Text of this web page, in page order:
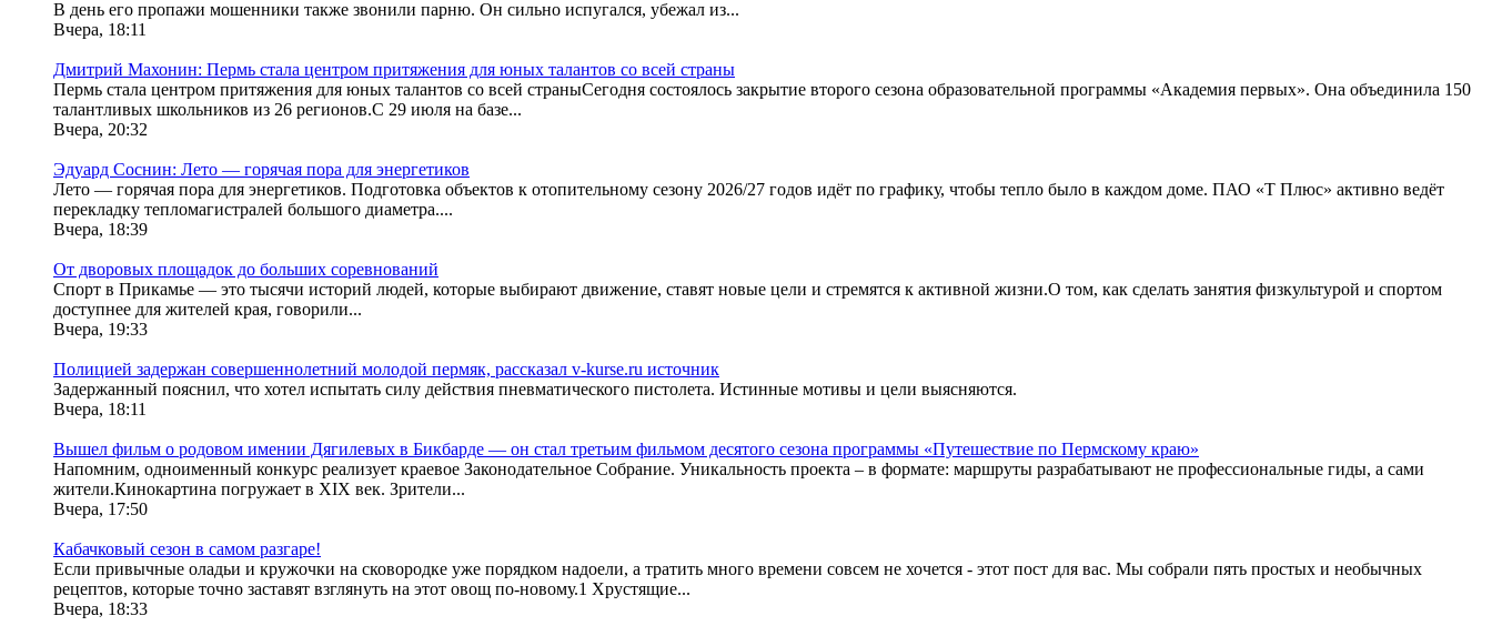
В день его пропажи мошенники также звонили парню. Он сильно испугался, убежал из...
Вчера, 18:11
Дмитрий Махонин: Пермь стала центром притяжения для юных талантов со всей страны
Пермь стала центром притяжения для юных талантов со всей страныСегодня состоялось закрытие второго сезона образовательной программы «Академия первых». Она объединила 150
талантливых школьников из 26 регионов.С 29 июля на базе...
Вчера, 20:32
Эдуард Соснин: Лето — горячая пора для энергетиков
Лето — горячая пора для энергетиков. Подготовка объектов к отопительному сезону 2026/27 годов идёт по графику, чтобы тепло было в каждом доме. ПАО «Т Плюс» активно ведёт
перекладку тепломагистралей большого диаметра....
Вчера, 18:39
От дворовых площадок до больших соревнований
Спорт в Прикамье — это тысячи историй людей, которые выбирают движение, ставят новые цели и стремятся к активной жизни.О том, как сделать занятия физкультурой и спортом
доступнее для жителей края, говорили...
Вчера, 19:33
Полицией задержан совершеннолетний молодой пермяк, рассказал v-kurse.ru источник
Задержанный пояснил, что хотел испытать силу действия пневматического пистолета. Истинные мотивы и цели выясняются.
Вчера, 18:11
Вышел фильм о родовом имении Дягилевых в Бикбарде — он стал третьим фильмом десятого сезона программы «Путешествие по Пермскому краю»
Напомним, одноименный конкурс реализует краевое Законодательное Собрание. Уникальность проекта – в формате: маршруты разрабатывают не профессиональные гиды, а сами
жители.Кинокартина погружает в XIX век. Зрители...
Вчера, 17:50
Кабачковый сезон в самом разгаре!
Если привычные оладьи и кружочки на сковородке уже порядком надоели, а тратить много времени совсем не хочется - этот пост для вас. Мы собрали пять простых и необычных
рецептов, которые точно заставят взглянуть на этот овощ по-новому.1 Хрустящие...
Вчера, 18:33